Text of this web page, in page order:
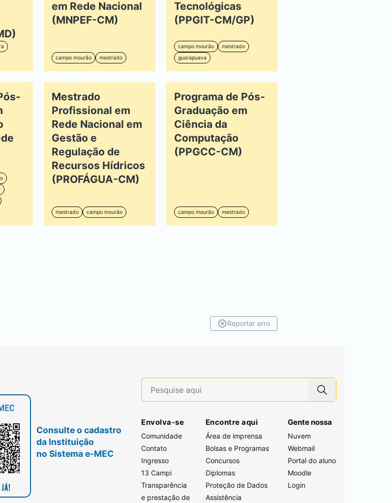
em Rede Nacional
(MNPEF-CM)
campo mourão mestrado
Tecnológicas
(PPGIT-CM/GP)
campo mourão
mestrado
guarapuava
Mestrado
Profissional em
Rede Nacional em
Gestão e
Regulação de
Recursos Hídricos
(PROFÁGUA-CM)
mestrado campo mourão
Programa de Pós-
Graduação em
Ciência da
Computação
(PPGCC-CM)
campo mourão mestrado
Reportar erro
Consulte o cadastro
da Instituição
no Sistema e-MEC
Envolva-se
Comunidade
Contato
Ingresso
13 Campi
Transparência
e prestação de
Encontre aqui
Área de imprensa
Bolsas e Programas
Concursos
Diplomas
Proteção de Dados
Assistência
Gente nossa
Nuvem
Webmail
Portal do aluno
Moodle
Login